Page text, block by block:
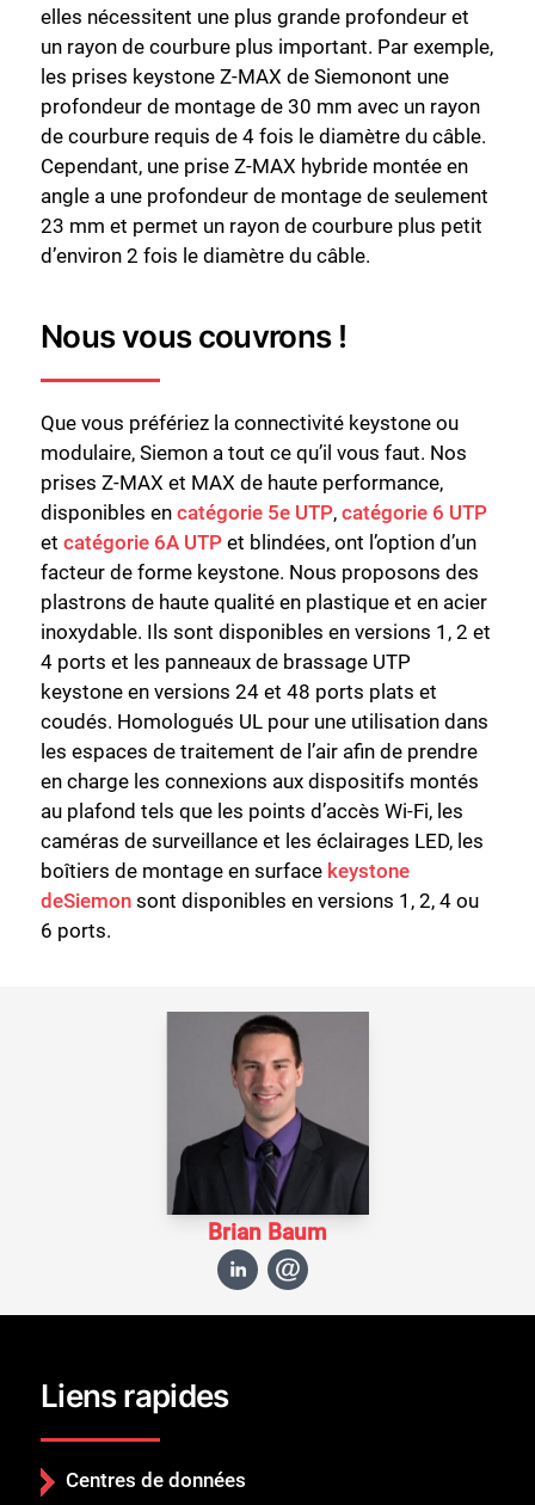
elles nécessitent une plus grande profondeur et
un rayon de courbure plus important. Par exemple,
les prises keystone Z-MAX de Siemonont une
profondeur de montage de 30 mm avec un rayon
de courbure requis de 4 fois le diamètre du câble.
Cependant, une prise Z-MAX hybride montée en
angle a une profondeur de montage de seulement
23 mm et permet un rayon de courbure plus petit
d’environ 2 fois le diamètre du câble.
Nous vous couvrons !
Que vous préfériez la connectivité keystone ou
modulaire, Siemon a tout ce qu’il vous faut. Nos
prises Z-MAX et MAX de haute performance,
disponibles en catégorie 5e UTP, catégorie 6 UTP
et catégorie 6A UTP et blindées, ont l’option d’un
facteur de forme keystone. Nous proposons des
plastrons de haute qualité en plastique et en acier
inoxydable. Ils sont disponibles en versions 1, 2 et
4 ports et les panneaux de brassage UTP
keystone en versions 24 et 48 ports plats et
coudés. Homologués UL pour une utilisation dans
les espaces de traitement de l’air afin de prendre
en charge les connexions aux dispositifs montés
au plafond tels que les points d’accès Wi-Fi, les
caméras de surveillance et les éclairages LED, les
boîtiers de montage en surface keystone
deSiemon sont disponibles en versions 1, 2, 4 ou
6 ports.
Brian Baum
Liens rapides
Centres de données